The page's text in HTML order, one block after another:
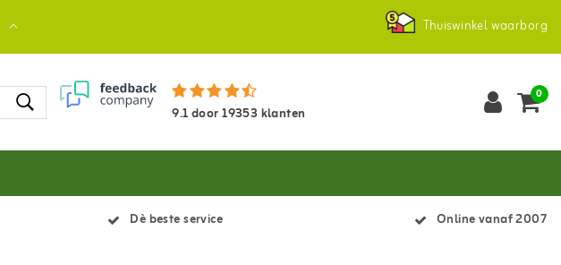
Thuiswinkel waarborg
9.1door19353 klanten
0
Dè beste service Online vanaf 2007